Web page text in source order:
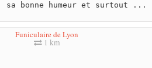
bonne humeur et surtout ...
Funiculaire de Lyon
1 km